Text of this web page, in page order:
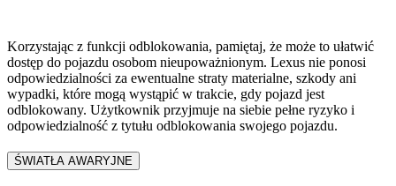
Korzystając z funkcji odblokowania, pamiętaj, że może to ułatwić
dostęp do pojazdu osobom nieupoważnionym. Lexus nie ponosi
odpowiedzialności za ewentualne straty materialne, szkody ani
wypadki, które mogą wystąpić w trakcie, gdy pojazd jest
odblokowany. Użytkownik przyjmuje na siebie pełne ryzyko i
odpowiedzialność z tytułu odblokowania swojego pojazdu.
ŚWIATŁA AWARYJNE​